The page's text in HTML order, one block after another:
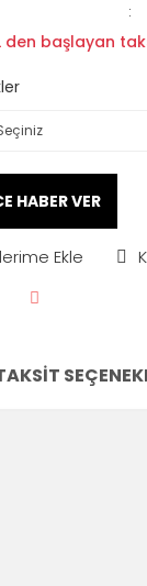
den başlayan
HABER VER